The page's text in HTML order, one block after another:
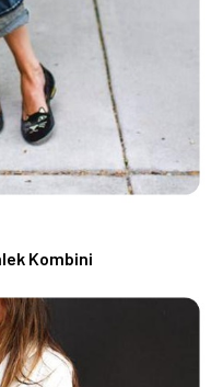
Kombini